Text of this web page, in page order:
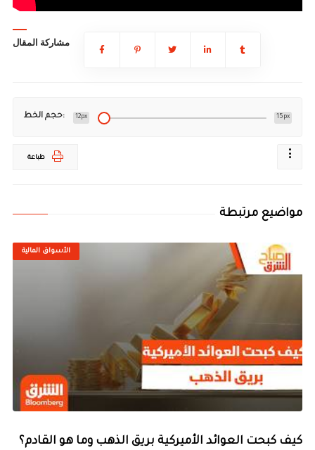
مشاركة المقال
حجم الخط: 12px 15px
طباعة
مواضيع مرتبطة
الأسواق المالية
كيف كبحت العوائد الأميركية بريق الذهب وما هو القادم؟